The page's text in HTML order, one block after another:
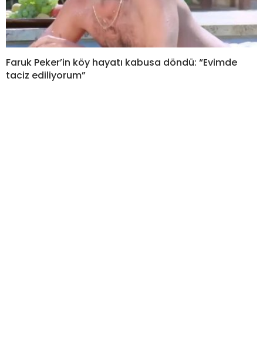
Faruk Peker’in köy hayatı kabusa döndü: “Evimde
taciz ediliyorum”